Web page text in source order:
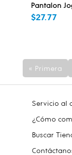
Pantalon
$27.77
« Primera
Servicio al
¿Cómo
Buscar